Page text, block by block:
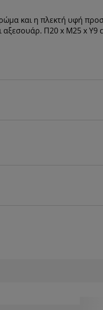
και η πλεκτή υφή
αξεσουάρ. Π20 x Μ25 x Υ9